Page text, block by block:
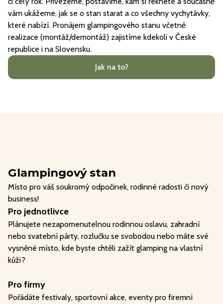
vám ukážeme, jak se o stan starat a co všechny vychytávky,
které nabízí. Pronájem glampingového stanu včetně
realizace (montáž/demontáž) zajistíme kdekoli v České
republice i na Slovensku.
Jak na to?
Glampingový stan
Místo pro váš soukromý odpočinek, rodinné radosti či nový
business!
Pro jednotlivce
Plánujete nezapomenutelnou rodinnou oslavu, zahradní
nebo svatební párty, rozlučku se svobodou nebo máte své
vysněné místo, kde byste chtěli zažít glamping na vlastní
kůži?
Pro firmy
Pořádáte festivaly, sportovní akce, eventy pro firemní